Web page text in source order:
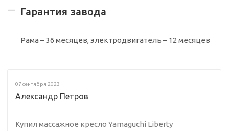
Гарантия завода
Рама – 36 месяцев, электродвигатель – 12 месяцев
07 сентября 2023
Александр Петров
Купил массажное кресло Yamaguchi Liberty